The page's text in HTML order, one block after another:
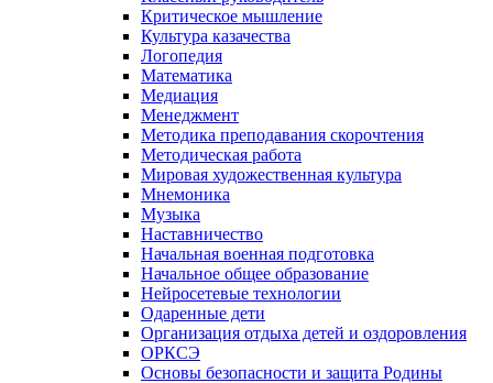
Критическое мышление
Культура казачества
Логопедия
Математика
Медиация
Менеджмент
Методика преподавания скорочтения
Методическая работа
Мировая художественная культура
Мнемоника
Музыка
Наставничество
Начальная военная подготовка
Начальное общее образование
Нейросетевые технологии
Одаренные дети
Организация отдыха детей и оздоровления
ОРКСЭ
Основы безопасности и защита Родины